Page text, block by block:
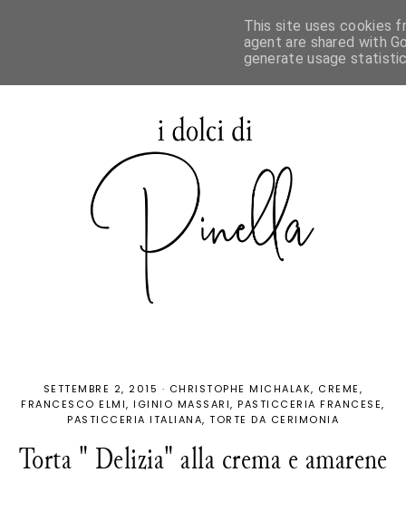
SETTEMBRE 2, 2015 · CHRISTOPHE MICHALAK CREME
FRANCESCO ELMI IGINIO MASSARI PASTICCERIA FRANCESE
PASTICCERIA ITALIANA TORTE DA CERIMONIA
Torta " Delizia" alla crema e amarene
This site uses cookies
agent are shared with
generate usage